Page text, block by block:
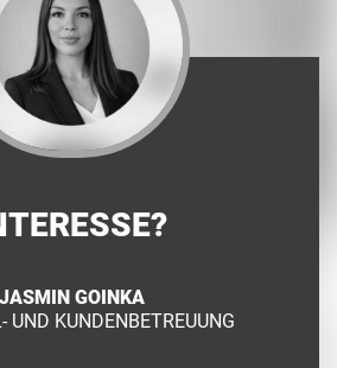
JASMIN GOINKA
UND KUNDENBETREUUNG